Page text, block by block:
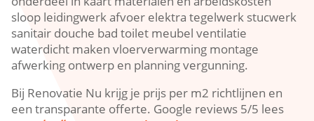
sloop leidingwerk afvoer elektra tegelwerk stucwerk
sanitair douche bad toilet meubel ventilatie
waterdicht maken vloerverwarming montage
afwerking ontwerp en planning vergunning.​
Bij Renovatie Nu krijg je prijs per m2 richtlijnen en
een transparante offerte.​ Google reviews 5/5 lees